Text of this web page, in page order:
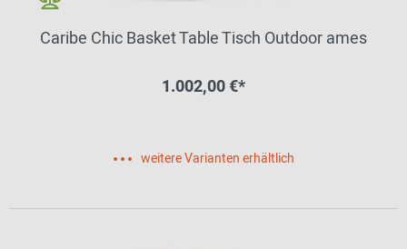
Caribe Chic Basket Table Tisch Outdoor ames
1.002,00 €*
weitere Varianten erhältlich